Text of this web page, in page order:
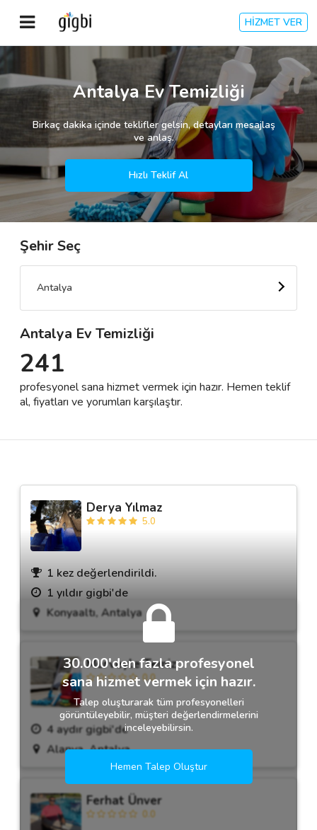
HİZMET VER
Anasayfa
Giriş Yap
Kayıt Ol
Kategoriler
🎈 Biz Kimiz?
🌟 Müşteri Değerlendirmeleri
Destek
İletişim
Antalya Ev Temizliği
Birkaç dakika içinde teklifler gelsin, detayları mesajlaş
ve anlaş.
Hızlı Teklif Al
Şehir Seç
Antalya
Antalya Ev Temizliği
241
profesyonel sana hizmet vermek için hazır. Hemen teklif
al, fiyatları ve yorumları karşılaştır.
Derya Yılmaz
5.0
1 kez değerlendirildi.
1 yıldır gigbi'de
Konyaaltı, Antalya
Merveyle Temiz
0.0
4 aydır gigbi'de
Alanya, Antalya
Ferhat Ünver
0.0
30.000'den fazla profesyonel
sana hizmet vermek için hazır.
Talep oluşturarak tüm profesyonelleri
görüntüleyebilir, müşteri değerlendirmelerini
inceleyebilirsin.
Hemen Talep Oluştur